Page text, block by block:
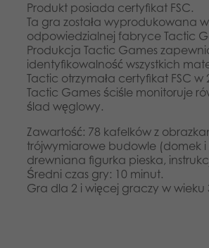
Produkt posiada certyfikat FSC.
Ta gra została wyprodukowana
odpowiedzialnej fabryce Tactic
Produkcja Tactic Games
identyfikowalność wszystkich
Tactic otrzymała certyfikat FSC w
Tactic Games ściśle monitoruje
ślad węglowy.
Zawartość: 78 kafelków z
trójwymiarowe budowle (domek
drewniana figurka pieska,
Średni czas gry: 10 minut.
Gra dla 2 i więcej graczy w wieku